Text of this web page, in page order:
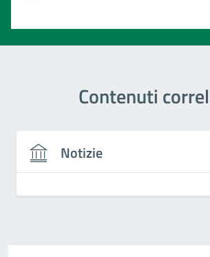
Contenuti
Notizie